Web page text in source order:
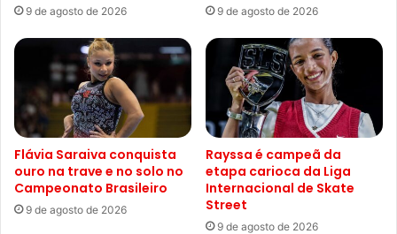
9 de agosto de 2026 9 de agosto de 2026
Flávia Saraiva conquista
ouro na trave e no solo no
Campeonato Brasileiro
9 de agosto de 2026
Rayssa é campeã da
etapa carioca da Liga
Internacional de Skate
Street
9 de agosto de 2026